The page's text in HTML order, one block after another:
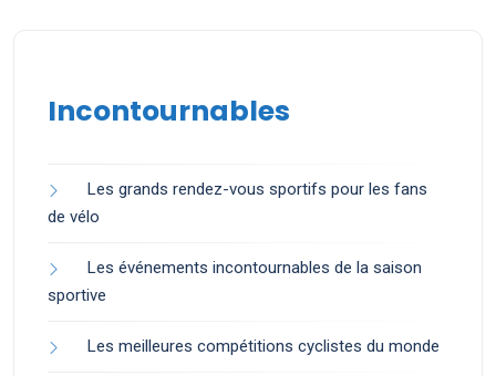
Incontournables
Les grands rendez-vous sportifs pour les fans
de vélo
Les événements incontournables de la saison
sportive
Les meilleures compétitions cyclistes du monde